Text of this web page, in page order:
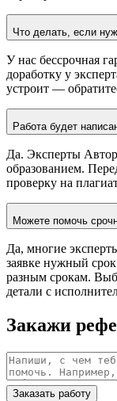
Что делать, если
У нас бессрочная
доработку у
устроит —
Работа будет
Да. Эксперты
образованием.
проверку на
Можете помочь
Да, многие
заявке нужный
разным срокам.
детали с
Закажи
Заказать работу